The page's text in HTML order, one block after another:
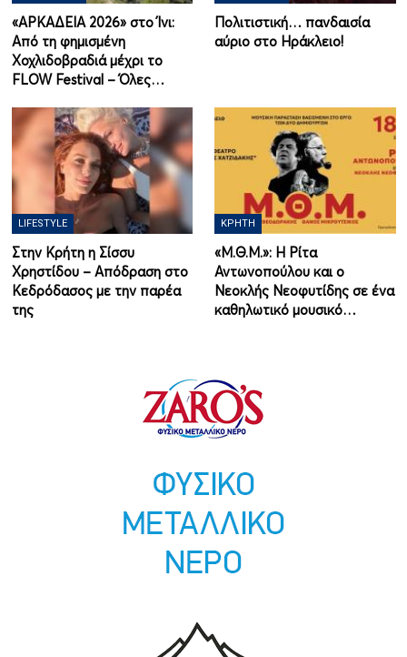
«ΑΡΚΑΔΕΙΑ 2026» στο Ίνι:
Από τη φημισμένη
Χοχλιδοβραδιά μέχρι το
FLOW Festival – Όλες…
Πολιτιστική… πανδαισία
αύριο στο Ηράκλειο!
LIFESTYLE
Στην Κρήτη η Σίσσυ
Χρηστίδου – Απόδραση στο
Κεδρόδασος με την παρέα
της
ΚΡΉΤΗ
«Μ.Θ.Μ.»: Η Ρίτα
Αντωνοπούλου και ο
Νεοκλής Νεοφυτίδης σε ένα
καθηλωτικό μουσικό…